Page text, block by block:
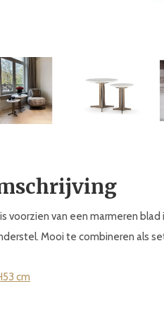
voorzien van een marmeren
Mooi te combineren als
cm